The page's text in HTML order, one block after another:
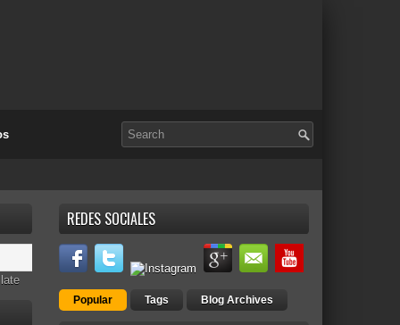
REDES SOCIALES
Popular Tags Blog Archives